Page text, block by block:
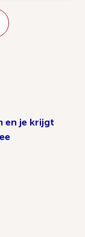
en je krijgt